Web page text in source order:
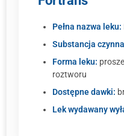
Pełna nazwa leku:
Substancja
Forma leku:
roztworu
Dostępne dawki:
Lek wydawany